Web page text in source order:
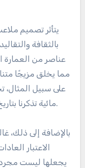
يتأثر تصميم
بالثقافة
عناصر من العمارة
مما يخلق مزيجًا
على سبيل
مائية تذكرنا بتاريخ المنطقة الغني في الزراعة والصيد.
بالإضافة إلى ذلك،
الاعتبار
يجعلها ليست